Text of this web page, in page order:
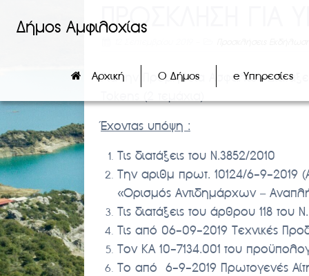
Δήμος Αμφιλοχίας
Αρχική Ο Δήμος e Υπηρεσίες
ΠΡΟΣΚΛΗΣΗ ΓΙΑ
Για την Προμήθεια Ασφαλών
Έχοντας υπόψη :
Τις διατάξεις του Ν.3852/2010
Την αριθμ πρωτ. 10124/6-9-
«Ορισμός Αντιδημάρχων –
Τις διατάξεις του άρθρου 118 του
Τις από 06-09-2019 Τεχνικές
Τον ΚΑ 10-7134.001 του
Το από 6-9-2019 Πρωτογενές